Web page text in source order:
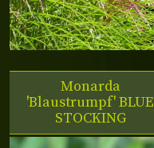
Monarda
'Blaustrumpf' BLUE
STOCKING